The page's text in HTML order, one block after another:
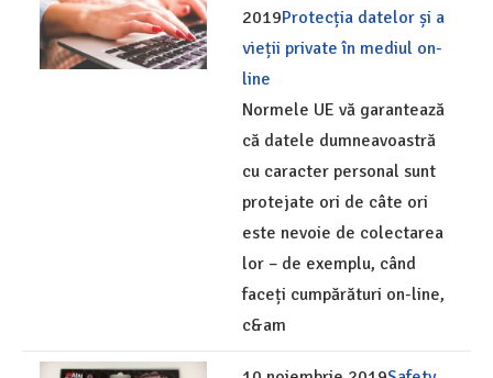
2019Protecția datelor și a
vieții private în mediul on-
line
Normele UE vă garantează
că datele dumneavoastră
cu caracter personal sunt
protejate ori de câte ori
este nevoie de colectarea
lor – de exemplu, când
faceți cumpărături on-line,
c&am